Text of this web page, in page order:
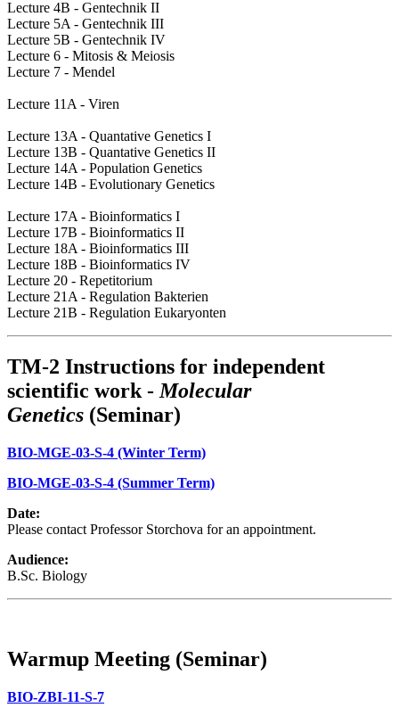
Lecture 4B - Gentechnik II
Lecture 5A - Gentechnik III
Lecture 5B - Gentechnik IV
Lecture 6 - Mitosis & Meiosis
Lecture 7 - Mendel
Lecture 11A - Viren
Lecture 13A - Quantative Genetics I
Lecture 13B - Quantative Genetics II
Lecture 14A - Population Genetics
Lecture 14B - Evolutionary Genetics
Lecture 17A - Bioinformatics I
Lecture 17B - Bioinformatics II
Lecture 18A - Bioinformatics III
Lecture 18B - Bioinformatics IV
Lecture 20 - Repetitorium
Lecture 21A - Regulation Bakterien
Lecture 21B - Regulation Eukaryonten
TM-2 Instructions for independent
scientific work - Molecular
Genetics (Seminar)
BIO-MGE-03-S-4 (Winter Term)
BIO-MGE-03-S-4 (Summer Term)
Date:
Please contact Professor Storchova for an appointment.
Audience:
B.Sc. Biology
Warmup Meeting (Seminar)
BIO-ZBI-11-S-7